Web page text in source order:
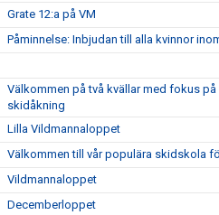
Grate 12:a på VM
Påminnelse: Inbjudan till alla kvinnor
Välkommen på två kvällar med fokus
skidåkning
Lilla Vildmannaloppet
Välkommen till vår populära skidskola
Vildmannaloppet
Decemberloppet